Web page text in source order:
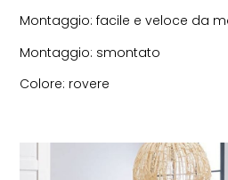
Montaggio: facile e veloce da
Montaggio: smontato
Colore: rovere